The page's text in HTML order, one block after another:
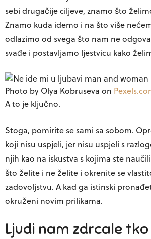
sebi drugačije ciljeve, znamo što
Znamo kuda idemo i na što više
odlazimo od svega što nam ne
svađe i postavljamo ljestvicu kako
Photo by Olya Kobruseva on
A to je ključno.
Stoga, pomirite se sami sa sobom.
koji nisu uspjeli, jer nisu uspjeli s
njih kao na iskustva s kojima ste
što želite i ne želite i okrenite se
zadovoljstvu. A kad ga istinski
okruženi novim prilikama.
Ljudi nam zdrcale